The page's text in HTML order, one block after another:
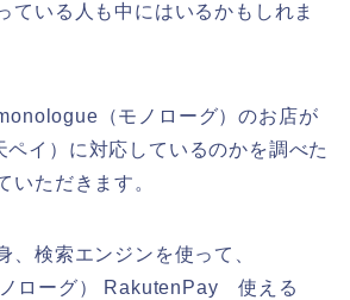
ている人も中にはいるかもしれま
（モノローグ）のお店が
イ）に対応しているのかを調べた
いただきます。
、検索エンジンを使って、
ノローグ） RakutenPay 使える